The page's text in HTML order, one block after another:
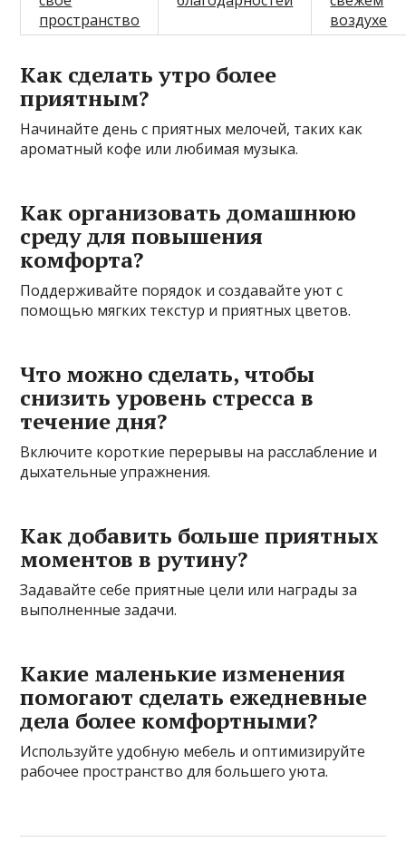
пространство
воздухе
Как сделать утро более
приятным?
Начинайте день с приятных мелочей, таких как
ароматный кофе или любимая музыка.
Как организовать домашнюю
среду для повышения
комфорта?
Поддерживайте порядок и создавайте уют с
помощью мягких текстур и приятных цветов.
Что можно сделать, чтобы
снизить уровень стресса в
течение дня?
Включите короткие перерывы на расслабление и
дыхательные упражнения.
Как добавить больше приятных
моментов в рутину?
Задавайте себе приятные цели или награды за
выполненные задачи.
Какие маленькие изменения
помогают сделать ежедневные
дела более комфортными?
Используйте удобную мебель и оптимизируйте
рабочее пространство для большего уюта.